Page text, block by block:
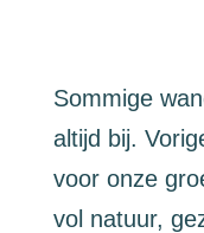
Sommige
altijd bij.
voor onze
vol natuur,